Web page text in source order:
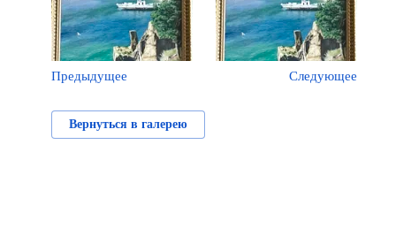
Предыдущее Следующее
Вернуться в галерею